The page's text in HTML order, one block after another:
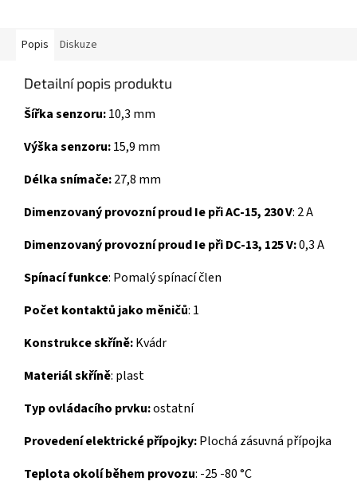
Popis Diskuze
Detailní popis produktu
Šířka senzoru:10,3 mm
Výška senzoru:15,9 mm
Délka snímače:27,8 mm
Dimenzovaný provozní proud Ie při AC-15, 230 V: 2 A
Dimenzovaný provozní proud Ie při DC-13, 125 V:0,3 A
Spínací funkce: Pomalý spínací člen
Počet kontaktů jako měničů: 1
Konstrukce skříně:Kvádr
Materiál skříně: plast
Typ ovládacího prvku:ostatní
Provedení elektrické přípojky:Plochá zásuvná přípojka
Teplota okolí během provozu: -25 -80 °C